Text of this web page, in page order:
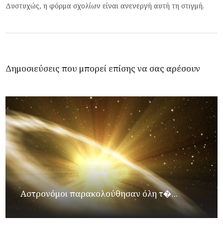
Δυστυχώς, η φόρμα σχολίων είναι ανενεργή αυτή τη στιγμή.
Δημοσιεύσεις που μπορεί επίσης να σας αρέσουν
Αστρονόμοι παρακολούθησαν όλη τ�...